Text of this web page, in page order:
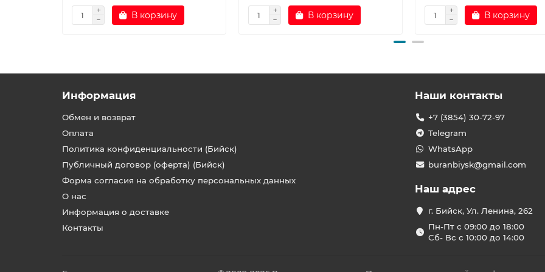
В корзину В корзину В корзину
Информация
Обмен и возврат
Оплата
Политика конфиденциальности (Бийск)
Публичный договор (оферта) (Бийск)
Форма согласия на обработку персональных данных
О нас
Информация о доставке
Контакты
Наши контакты
+7 (3854) 30-72-97
Telegram
WhatsApp
buranbiysk@gmail.com
Наш адрес
г. Бийск, Ул. Ленина, 262
Пн-Пт с 09:00 до 18:00
Сб- Вс с 10:00 до 14:00